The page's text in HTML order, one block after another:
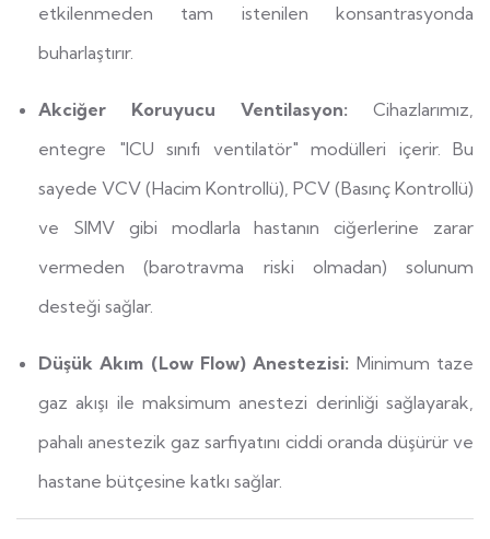
etkilenmeden tam istenilen konsantrasyonda
buharlaştırır.
Akciğer Koruyucu Ventilasyon: Cihazlarımız,
entegre "ICU sınıfı ventilatör" modülleri içerir. Bu
sayede VCV (Hacim Kontrollü), PCV (Basınç Kontrollü)
ve SIMV gibi modlarla hastanın ciğerlerine zarar
vermeden (barotravma riski olmadan) solunum
desteği sağlar.
Düşük Akım (Low Flow) Anestezisi: Minimum taze
gaz akışı ile maksimum anestezi derinliği sağlayarak,
pahalı anestezik gaz sarfiyatını ciddi oranda düşürür ve
hastane bütçesine katkı sağlar.